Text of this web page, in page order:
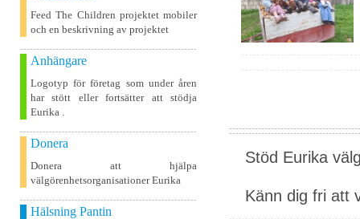
Feed The Children projektet mobiler
och en beskrivning av projektet
Anhängare
Logotyp för företag som under åren
har stött eller fortsätter att stödja
Eurika .
Donera
Donera att hjälpa
välgörenhetsorganisationer Eurika
Hälsning Pantin
Stöd Eurika
Känn dig fri att